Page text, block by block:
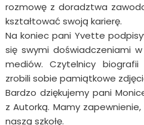
rozmowę z doradztwa
kształtować swoją karierę.
Na koniec pani Yvette
się swymi doświadczeniami
mediów. Czytelnicy biografii
zrobili sobie pamiątkowe
Bardzo dziękujemy pani
z Autorką. Mamy
naszą szkołę.